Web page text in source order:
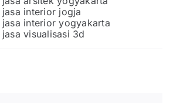
jasa interior jogja
jasa interior yogyakarta
jasa visualisasi 3d